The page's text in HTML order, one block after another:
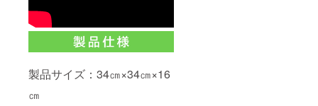
製品サイズ：34㎝×34㎝×16
㎝